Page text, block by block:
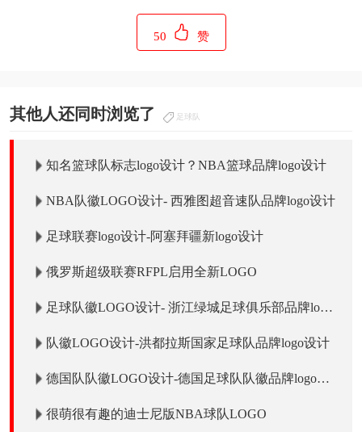
50 赞
其他人还同时浏览了 足球队
知名篮球队标志logo设计？NBA篮球品牌logo设计
NBA队徽LOGO设计- 西雅图超音速队品牌logo设计
足球联赛logo设计-阿塞拜疆新logo设计
俄罗斯超级联赛RFPL启用全新LOGO
足球队徽LOGO设计- 浙江绿城足球俱乐部品牌logo
队徽LOGO设计-洪都拉斯国家足球队品牌logo设计
德国队队徽LOGO设计-德国足球队队徽品牌logo设
很萌很有趣的迪士尼版NBA球队LOGO